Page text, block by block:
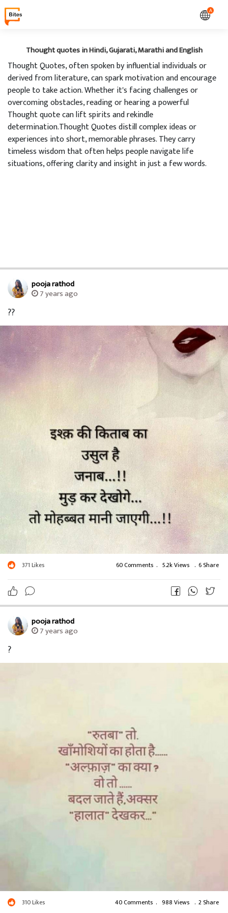
A
Thought quotes in Hindi, Gujarati, Marathi and English
Thought Quotes, often spoken by influential individuals or
derived from literature, can spark motivation and encourage
people to take action. Whether it's facing challenges or
overcoming obstacles, reading or hearing a powerful
Thought quote can lift spirits and rekindle
determination.Thought Quotes distill complex ideas or
experiences into short, memorable phrases. They carry
timeless wisdom that often helps people navigate life
situations, offering clarity and insight in just a few words.
pooja rathod
7 years ago
??
371 Likes 60 Comments . 5.2k Views . 6 Share
pooja rathod
7 years ago
?
310Likes 40 Comments . 988 Views . 2 Share